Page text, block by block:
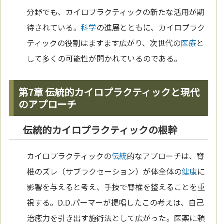
分野でも、カイロプラクティックの新たな活用が期
待されている。科学の進展とともに、カイロプラク
ティックの役割はますます広がり、次世代の医療と
して多くの可能性が開かれているのである。
第7章 伝統的カイロプラクティックと現代
のアプローチ
伝統的カイロプラクティックの根幹
カイロプラクティックの伝統的なアプローチは、脊
椎のズレ（サブラクセーション）が体全体の健康に
影響を与えると考え、手技で脊椎を整えることを重
視する。D.D.パーマーが提唱したこの考えは、自己
治癒力を引き出す施術法として広がった。医薬に頼